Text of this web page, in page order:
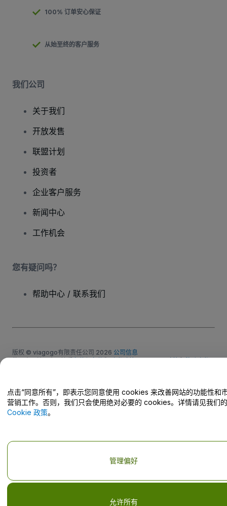
100% 订单安心保证
从始至终的客户服务
我们公司
关于我们
开放发售
联盟计划
投资者
企业客户服务
新闻中心
工作机会
您有疑问吗？
帮助中心 / 联系我们
版权 © viagogo有限责任公司 2026 公司信息
使用本网站即表示接受条款与条件和隐私政策、Cookies政策和移动隐私
点击“同意所有”，即表示您同意使用 cookies 来改善网站的功能性和
营销工作。否则，我们只会使用绝对必要的 cookies。详情请见我们的
Cookie 政策。
允许所有
管理偏好